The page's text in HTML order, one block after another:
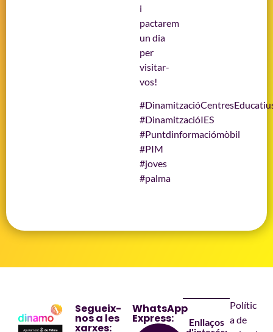
i
pactarem
un dia
per
visitar-
vos!
#DinamitzacióIES
#Puntdinformaciómòbil
#PIM
#joves
#palma
Segueix-
nos a les
xarxes:
WhatsApp
Express:
Enllaços
Polític
a de